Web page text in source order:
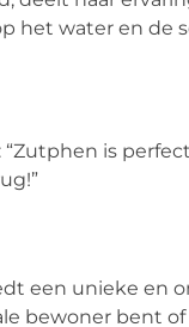
het water en
is
een unieke en
bewoner bent